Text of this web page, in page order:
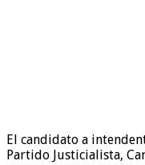
El candidato a
Partido Justicialista,